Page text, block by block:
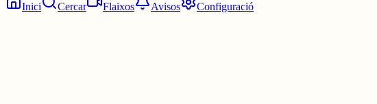
Inici Cercar Flaixos Avisos Configuració